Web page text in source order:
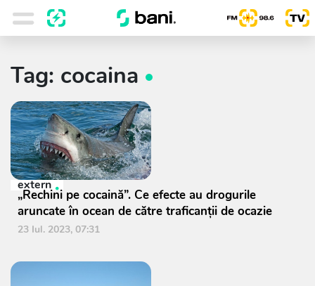
Tag: cocaina
extern
„Rechini pe cocaină”. Ce efecte au drogurile
aruncate în ocean de către traficanții de ocazie
23 Iul. 2023, 07:31